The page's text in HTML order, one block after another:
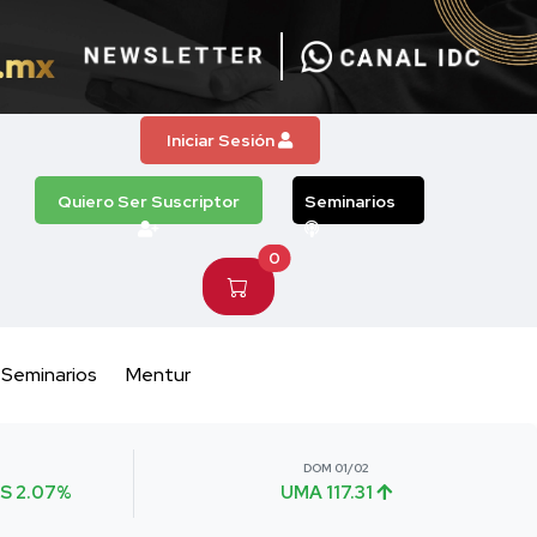
Iniciar Sesión
Quiero Ser Suscriptor Seminarios
0
Seminarios Mentur
2.07%
DOM 01/02
UMA 117.31